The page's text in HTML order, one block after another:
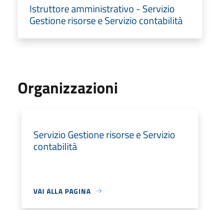
Istruttore amministrativo - Servizio
Gestione risorse e Servizio contabilità
Organizzazioni
Servizio Gestione risorse e Servizio
contabilità
VAI ALLA PAGINA